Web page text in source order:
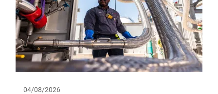
04/08/2026